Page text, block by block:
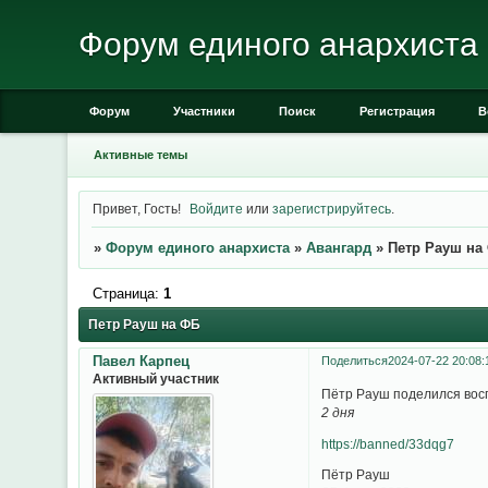
Форум единого анархиста
Форум Участники Поиск Регистрация
Активные темы
Привет, Гость! Войдите илизарегистрируйтесь
» Форум единого анархиста » Авангард » Петр Рауш
Петр Рауш на ФБ
Страница: 1
Поделиться2024-07-22
Павел Карпец
Активный участник
Пётр Рауш поделился
2 дня
https://banned/33dqg7
Пётр Рауш